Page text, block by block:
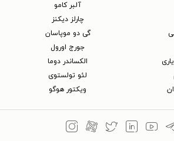
آلبر کامو
چارلز دیکنز
گی دو موپاسان
جورج اورول
الکساندر دوما
لئو تولستوی
ویکتور هوگو